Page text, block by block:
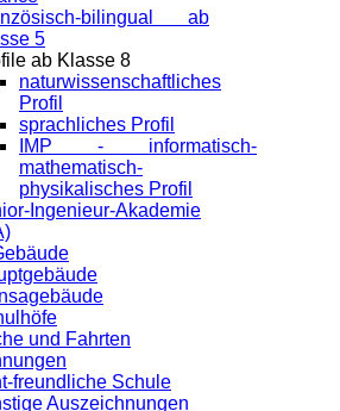
bilingual ab
5
ab Klasse 8
naturwissenschaftliches
Profil
sprachliches Profil
IMP - informatisch-
mathematisch-
physikalisches Profil
Ingenieur-Akademie
und Fahrten
freundliche Schule
Auszeichnungen